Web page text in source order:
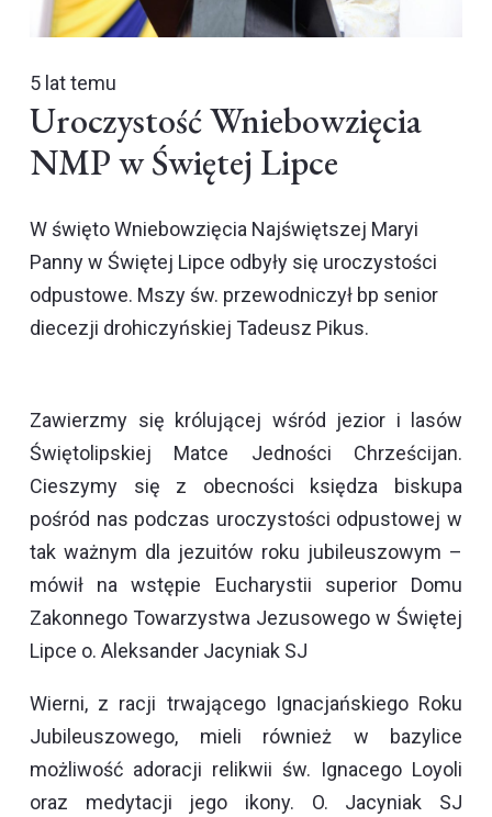
5 lat temu
Uroczystość Wniebowzięcia
NMP w Świętej Lipce
W święto Wniebowzięcia Najświętszej Maryi
Panny w Świętej Lipce odbyły się uroczystości
odpustowe. Mszy św. przewodniczył bp senior
diecezji drohiczyńskiej Tadeusz Pikus.
Zawierzmy się królującej wśród jezior i lasów
Świętolipskiej Matce Jedności Chrześcijan.
Cieszymy się z obecności księdza biskupa
pośród nas podczas uroczystości odpustowej w
tak ważnym dla jezuitów roku jubileuszowym –
mówił na wstępie Eucharystii superior Domu
Zakonnego Towarzystwa Jezusowego w Świętej
Lipce o. Aleksander Jacyniak SJ
Wierni, z racji trwającego Ignacjańskiego Roku
Jubileuszowego, mieli również w bazylice
możliwość adoracji relikwii św. Ignacego Loyoli
oraz medytacji jego ikony. O. Jacyniak SJ